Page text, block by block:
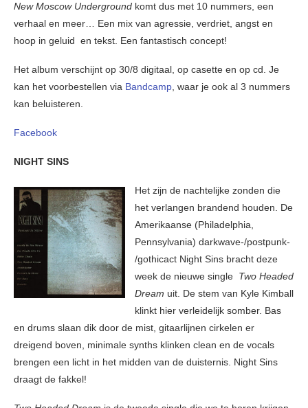
New Moscow Underground komt dus met 10 nummers, een
verhaal en meer… Een mix van agressie, verdriet, angst en
hoop in geluid en tekst. Een fantastisch concept!
Het album verschijnt op 30/8 digitaal, op casette en op cd. Je
kan het voorbestellen via Bandcamp , waar je ook al 3 nummers
kan beluisteren.
Facebook
NIGHT SINS
Het zijn de nachtelijke zonden die
het verlangen brandend houden. De
Amerikaanse (Philadelphia,
Pennsylvania) darkwave-/postpunk-
/gothicact Night Sins bracht deze
week de nieuwe single Two Headed
Dream uit. De stem van Kyle Kimball
klinkt hier verleidelijk somber. Bas
en drums slaan dik door de mist, gitaarlijnen cirkelen er
dreigend boven, minimale synths klinken clean en de vocals
brengen een licht in het midden van de duisternis. Night Sins
draagt ​​de fakkel!